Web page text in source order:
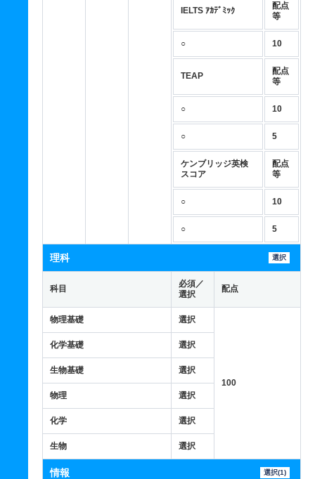
IELTS ｱｶﾃﾞﾐｯｸ
配点
等
○ 10
TEAP
配点
等
○ 10
○ 5
ケンブリッジ英検
スコア
配点
等
○ 10
○ 5
理科 選択
科目
必須／
選択
配点
物理基礎 選択
100
化学基礎 選択
生物基礎 選択
物理 選択
化学 選択
生物 選択
情報 選択(1)